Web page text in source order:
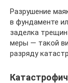
Разрушение
в фундаменте
заделка
меры — такой
разряду